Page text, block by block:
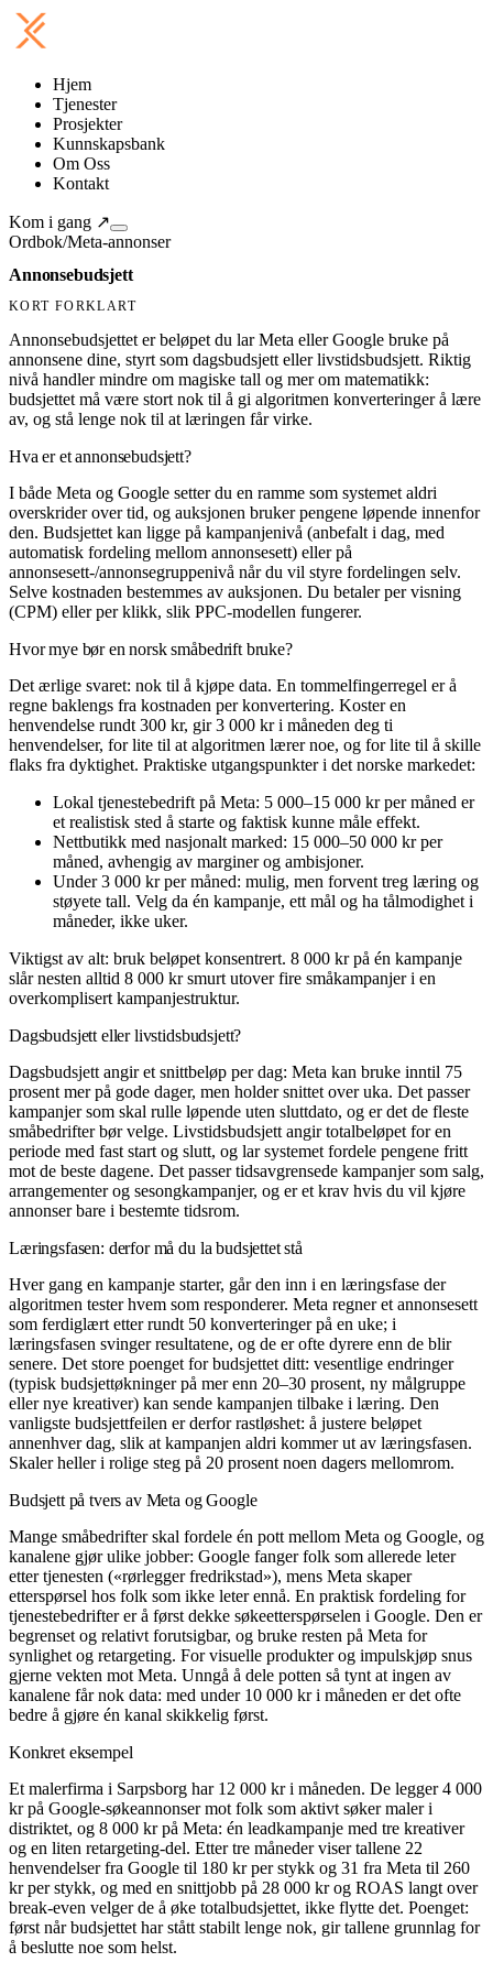
Hjem
Tjenester
Prosjekter
Kunnskapsbank
Om Oss
Kontakt
Kom i gang ↗
Ordbok/Meta-annonser
Annonsebudsjett
KORT FORKLART
Annonsebudsjettet er beløpet du lar Meta eller Google bruke på
annonsene dine, styrt som dagsbudsjett eller livstidsbudsjett. Riktig
nivå handler mindre om magiske tall og mer om matematikk:
budsjettet må være stort nok til å gi algoritmen konverteringer å lære
av, og stå lenge nok til at læringen får virke.
Hva er et annonsebudsjett?
I både Meta og Google setter du en ramme som systemet aldri
overskrider over tid, og auksjonen bruker pengene løpende innenfor
den. Budsjettet kan ligge på kampanjenivå (anbefalt i dag, med
automatisk fordeling mellom annonsesett) eller på
annonsesett-/annonsegruppenivå når du vil styre fordelingen selv.
Selve kostnaden bestemmes av auksjonen. Du betaler per visning
(CPM) eller per klikk, slik PPC-modellen fungerer.
Hvor mye bør en norsk småbedrift bruke?
Det ærlige svaret: nok til å kjøpe data. En tommelfingerregel er å
regne baklengs fra kostnaden per konvertering. Koster en
henvendelse rundt 300 kr, gir 3 000 kr i måneden deg ti
henvendelser, for lite til at algoritmen lærer noe, og for lite til å skille
flaks fra dyktighet. Praktiske utgangspunkter i det norske markedet:
Lokal tjenestebedrift på Meta: 5 000–15 000 kr per måned er
et realistisk sted å starte og faktisk kunne måle effekt.
Nettbutikk med nasjonalt marked: 15 000–50 000 kr per
måned, avhengig av marginer og ambisjoner.
Under 3 000 kr per måned: mulig, men forvent treg læring og
støyete tall. Velg da én kampanje, ett mål og ha tålmodighet i
måneder, ikke uker.
Viktigst av alt: bruk beløpet konsentrert. 8 000 kr på én kampanje
slår nesten alltid 8 000 kr smurt utover fire småkampanjer i en
overkomplisert kampanjestruktur.
Dagsbudsjett eller livstidsbudsjett?
Dagsbudsjett angir et snittbeløp per dag: Meta kan bruke inntil 75
prosent mer på gode dager, men holder snittet over uka. Det passer
kampanjer som skal rulle løpende uten sluttdato, og er det de fleste
småbedrifter bør velge. Livstidsbudsjett angir totalbeløpet for en
periode med fast start og slutt, og lar systemet fordele pengene fritt
mot de beste dagene. Det passer tidsavgrensede kampanjer som salg,
arrangementer og sesongkampanjer, og er et krav hvis du vil kjøre
annonser bare i bestemte tidsrom.
Læringsfasen: derfor må du la budsjettet stå
Hver gang en kampanje starter, går den inn i en læringsfase der
algoritmen tester hvem som responderer. Meta regner et annonsesett
som ferdiglært etter rundt 50 konverteringer på en uke; i
læringsfasen svinger resultatene, og de er ofte dyrere enn de blir
senere. Det store poenget for budsjettet ditt: vesentlige endringer
(typisk budsjettøkninger på mer enn 20–30 prosent, ny målgruppe
eller nye kreativer) kan sende kampanjen tilbake i læring. Den
vanligste budsjettfeilen er derfor rastløshet: å justere beløpet
annenhver dag, slik at kampanjen aldri kommer ut av læringsfasen.
Skaler heller i rolige steg på 20 prosent noen dagers mellomrom.
Budsjett på tvers av Meta og Google
Mange småbedrifter skal fordele én pott mellom Meta og Google, og
kanalene gjør ulike jobber: Google fanger folk som allerede leter
etter tjenesten («rørlegger fredrikstad»), mens Meta skaper
etterspørsel hos folk som ikke leter ennå. En praktisk fordeling for
tjenestebedrifter er å først dekke søkeetterspørselen i Google. Den er
begrenset og relativt forutsigbar, og bruke resten på Meta for
synlighet og retargeting. For visuelle produkter og impulskjøp snus
gjerne vekten mot Meta. Unngå å dele potten så tynt at ingen av
kanalene får nok data: med under 10 000 kr i måneden er det ofte
bedre å gjøre én kanal skikkelig først.
Konkret eksempel
Et malerfirma i Sarpsborg har 12 000 kr i måneden. De legger 4 000
kr på Google-søkeannonser mot folk som aktivt søker maler i
distriktet, og 8 000 kr på Meta: én leadkampanje med tre kreativer
og en liten retargeting-del. Etter tre måneder viser tallene 22
henvendelser fra Google til 180 kr per stykk og 31 fra Meta til 260
kr per stykk, og med en snittjobb på 28 000 kr og ROAS langt over
break-even velger de å øke totalbudsjettet, ikke flytte det. Poenget:
først når budsjettet har stått stabilt lenge nok, gir tallene grunnlag for
å beslutte noe som helst.